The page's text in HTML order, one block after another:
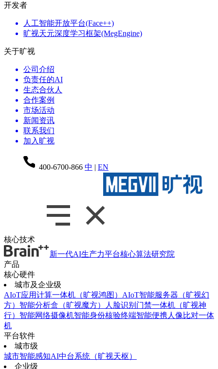
开发者
人工智能开放平台(Face++)
旷视天元深度学习框架(MegEngine)
关于旷视
公司介绍
负责任的AI
生态合伙人
合作案例
市场活动
新闻资讯
联系我们
加入旷视
400-6700-866 中 | EN
核心技术
新一代AI生产力平台核心算法研究院
产品
核心硬件
城市及企业级
AIoT应用计算一体机（旷视鸿图） AIoT智能服务器（旷视幻
方） 智能分析盒（旷视魔方）
人脸识别门禁一体机（旷视神
行） 智能网络摄像机智能身份核验终端智能便携人像比对一体
机
平台软件
城市级
城市智能感知AI中台系统（旷视天枢）
企业级